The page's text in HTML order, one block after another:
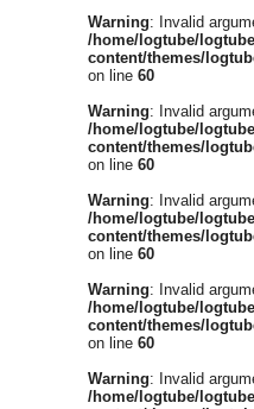
Warning: Invalid
/home/logtube/
content/themes/
on line 60
Warning: Invalid
/home/logtube/
content/themes/
on line 60
Warning: Invalid
/home/logtube/
content/themes/
on line 60
Warning: Invalid
/home/logtube/
content/themes/
on line 60
Warning: Invalid
/home/logtube/